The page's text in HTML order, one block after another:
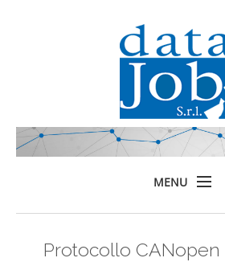
MENU
Prodotti
Protocollo CANopen